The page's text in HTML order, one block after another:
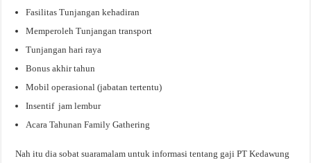
Fasilitas Tunjangan kehadiran
Memperoleh Tunjangan transport
Tunjangan hari raya
Bonus akhir tahun
Mobil operasional (jabatan tertentu)
Insentif jam lembur
Acara Tahunan Family Gathering
Nah itu dia sobat suaramalam untuk informasi tentang gaji PT Kedawung